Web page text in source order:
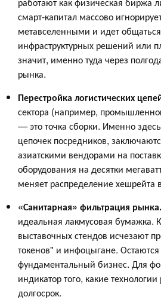
смарт-капитал массово
метавселенными и идет
инфраструктурных решений или
значит, именно туда через
рынка.
Перестройка логистических
сектора (например,
— это точка сборки. Именно
цепочек посредников,
азиатскими вендорами на
оборудования на десятки
меняет распределение хешрейта
«Санитарная» фильтрация рынка.
идеальная лакмусовая бумажка.
выставочных стендов исчезают
токенов" и инфоцыгане. Остаются
фундаментальный бизнес. Для
индикатор того, какие
долгосрок.